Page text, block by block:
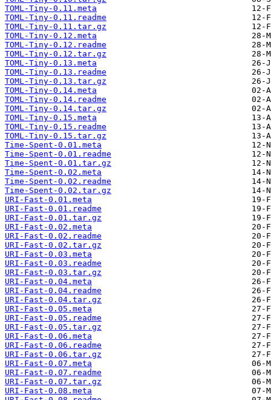
TOML-Tiny-0.11.meta
TOML-Tiny-0.11.readme
TOML-Tiny-0.11.tar.gz
TOML-Tiny-0.12.meta
TOML-Tiny-0.12.readme
TOML-Tiny-0.12.tar.gz
TOML-Tiny-0.13.meta
TOML-Tiny-0.13.readme
TOML-Tiny-0.13.tar.gz
TOML-Tiny-0.14.meta
TOML-Tiny-0.14.readme
TOML-Tiny-0.14.tar.gz
TOML-Tiny-0.15.meta
TOML-Tiny-0.15.readme
TOML-Tiny-0.15.tar.gz
Time-Spent-0.01.meta
Time-Spent-0.01.readme
Time-Spent-0.01.tar.gz
Time-Spent-0.02.meta
Time-Spent-0.02.readme
Time-Spent-0.02.tar.gz
URI-Fast-0.01.meta
URI-Fast-0.01.readme
URI-Fast-0.01.tar.gz
URI-Fast-0.02.meta
URI-Fast-0.02.readme
URI-Fast-0.02.tar.gz
URI-Fast-0.03.meta
URI-Fast-0.03.readme
URI-Fast-0.03.tar.gz
URI-Fast-0.04.meta
URI-Fast-0.04.readme
URI-Fast-0.04.tar.gz
URI-Fast-0.05.meta
URI-Fast-0.05.readme
URI-Fast-0.05.tar.gz
URI-Fast-0.06.meta
URI-Fast-0.06.readme
URI-Fast-0.06.tar.gz
URI-Fast-0.07.meta
URI-Fast-0.07.readme
URI-Fast-0.07.tar.gz
URI-Fast-0.08.meta